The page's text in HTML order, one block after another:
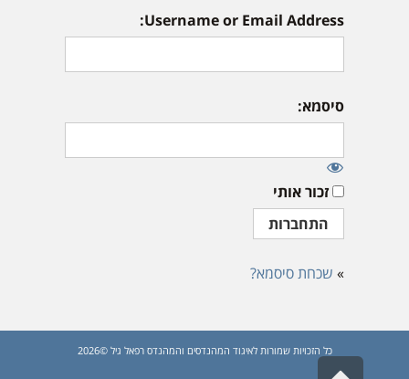
Username or Email Address:
סיסמא:
זכור אותי
» שכחת סיסמא?
כל הזכויות שמורות לאיגוד המהנדסים והמהנדס רפאל גיל ©2026